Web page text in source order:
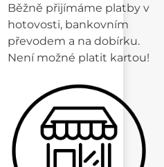
Běžně přijímáme platby v
hotovosti, bankovním
převodem a na dobírku.
Není možné platit kartou!